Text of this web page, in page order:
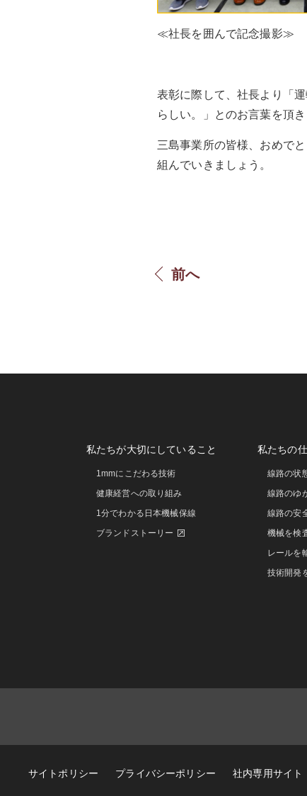
≪社長を囲んで記念撮影≫
表彰に際して、社長より「
らしい。」とのお言葉を頂き
三島事業所の皆様、おめで
組んでいきましょう。
前へ
私たちが大切にしていること
1mmにこだわる技術
健康経営への取り組み
1分でわかる日本機械保線
ブランドストーリー
私たちの
線路の状
線路のゆ
線路の安
機械を検
レールを
技術開発
サイトポリシー プライバシーポリシー 社内専用サイト